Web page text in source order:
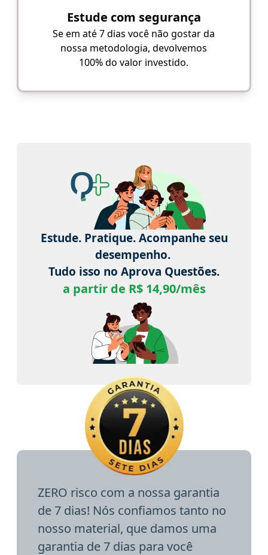
Estude com segurança
Se em até 7 dias você não gostar da
nossa metodologia, devolvemos
100% do valor investido.
Estude. Pratique. Acompanhe seu
desempenho.
Tudo isso no Aprova Questões.
a partir de R$ 14,90/mês
ZERO risco com a nossa garantia
de 7 dias! Nós confiamos tanto no
nosso material, que damos uma
garantia de 7 dias para você